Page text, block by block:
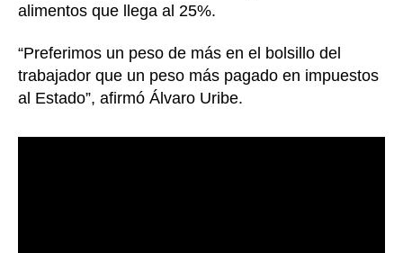
alimentos que llega al 25%.
“Preferimos un peso de más en el bolsillo del
trabajador que un peso más pagado en impuestos
al Estado”, afirmó Álvaro Uribe.